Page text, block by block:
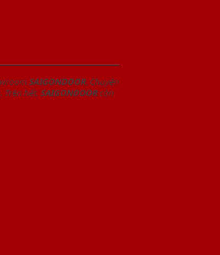
SAIGONDOOR. Chuyên
Trên hết, SAIGONDOORcòn